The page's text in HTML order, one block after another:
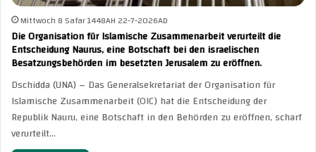
Mittwoch 8 Safar 1448AH 22-7-2026AD
Die Organisation für Islamische Zusammenarbeit verurteilt die
Entscheidung Naurus, eine Botschaft bei den israelischen
Besatzungsbehörden im besetzten Jerusalem zu eröffnen.
Dschidda (UNA) – Das Generalsekretariat der Organisation für
Islamische Zusammenarbeit (OIC) hat die Entscheidung der
Republik Nauru, eine Botschaft in den Behörden zu eröffnen, scharf
verurteilt…